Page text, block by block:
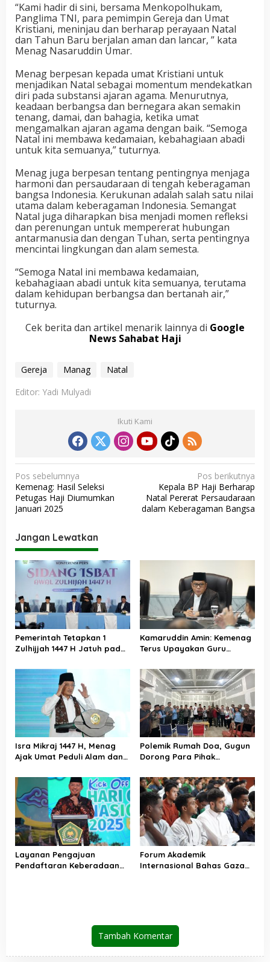
“Kami hadir di sini, bersama Menkopolhukam,
Panglima TNI, para pemimpin Gereja dan Umat
Kristiani, meninjau dan berharap perayaan Natal
dan Tahun Baru berjalan aman dan lancar, ” kata
Menag Nasaruddin Umar.
Menag berpesan kepada umat Kristiani untuk
menjadikan Natal sebagai momentum mendekatkan
diri pada substansi ajaran agama. Menurutnya,
keadaan berbangsa dan bernegara akan semakin
tenang, damai, dan bahagia, ketika umat
mengamalkan ajaran agama dengan baik. “Semoga
Natal ini membawa kedamaian, kebahagiaan abadi
untuk kita semuanya,” tuturnya.
Menag juga berpesan tentang pentingnya menjaga
harmoni dan persaudaraan di tengah keberagaman
bangsa Indonesia. Kerukunan adalah salah satu nilai
utama dalam keberagaman Indonesia. Semangat
Natal juga diharapkan bisa menjadi momen refleksi
dan perenungan untuk mempererat hubungan
antarmanusia dan dengan Tuhan, serta pentingnya
mencintai lingkungan dan alam semesta.
“Semoga Natal ini membawa kedamaian,
kebahagiaan abadi untuk kita semuanya, terutama
dalam kehidupan berbangsa dan bertanah air,”
tuturnya.
Cek berita dan artikel menarik lainnya di Google
News Sahabat Haji
Gereja Manag
Natal
Editor: Yadi Mulyadi
Ikuti Kami
N
a
v
g
a
i
p
o
s
Pos sebelumnya
Kemenag: Hasil Seleksi
Petugas Haji Diumumkan
Januari 2025
Pos berikutnya
Kepala BP Haji Berharap
Natal Pererat Persaudaraan
dalam Keberagaman Bangsa
Jangan Lewatkan
Pemerintah Tetapkan 1
Zulhijjah 1447 H Jatuh pada
Kamaruddin Amin: Kemenag
Terus Upayakan Guru
Diangkat PPPK
Isra Mikraj 1447 H, Menag
Ajak Umat Peduli Alam dan
Polemik Rumah Doa, Gugun
Dorong Para Pihak
Layanan Pengajuan
Pendaftaran Keberadaan
Forum Akademik
Internasional Bahas Gaza
Tambah Komentar